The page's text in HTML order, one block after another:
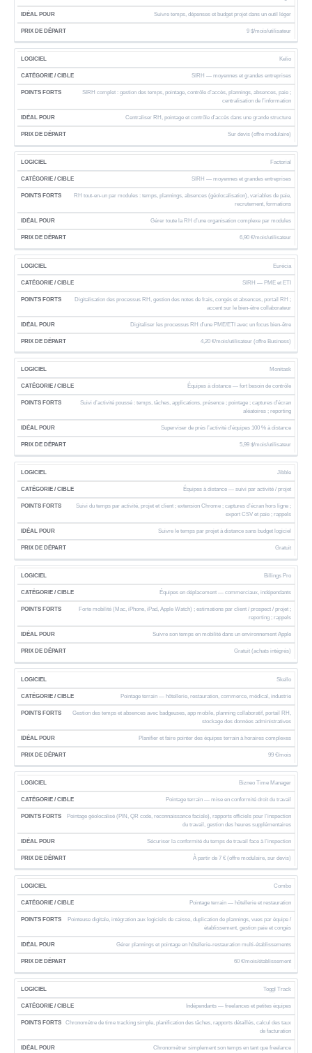
B
L
E
S
Suivre temps, dépenses et budget projet dans un outil léger
9 $/mois/utilisateur
Kelio
SIRH — moyennes et grandes entreprises
SIRH complet : gestion des temps, pointage, contrôle d’accès, plannings, absences, paie ;
centralisation de l’information
Centraliser RH, pointage et contrôle d’accès dans une grande structure
Sur devis (offre modulaire)
Factorial
SIRH — moyennes et grandes entreprises
RH tout-en-un par modules : temps, plannings, absences (géolocalisation), variables de paie,
recrutement, formations
Gérer toute la RH d’une organisation complexe par modules
6,90 €/mois/utilisateur
Eurécia
SIRH — PME et ETI
Digitalisation des processus RH, gestion des notes de frais, congés et absences, portail RH ;
accent sur le bien-être collaborateur
Digitaliser les processus RH d’une PME/ETI avec un focus bien-être
4,20 €/mois/utilisateur (offre Business)
Monitask
Équipes à distance — fort besoin de contrôle
Suivi d’activité poussé : temps, tâches, applications, présence ; pointage ; captures d’écran
aléatoires ; reporting
Superviser de près l’activité d’équipes 100 % à distance
5,99 $/mois/utilisateur
Jibble
Équipes à distance — suivi par activité / projet
Suivi du temps par activité, projet et client ; extension Chrome ; captures d’écran hors ligne ;
export CSV et paie ; rappels
Suivre le temps par projet à distance sans budget logiciel
Gratuit
Billings Pro
Équipes en déplacement — commerciaux, indépendants
Forte mobilité (Mac, iPhone, iPad, Apple Watch) ; estimations par client / prospect / projet ;
reporting ; rappels
Suivre son temps en mobilité dans un environnement Apple
Gratuit (achats intégrés)
Skello
Pointage terrain — hôtellerie, restauration, commerce, médical, industrie
Gestion des temps et absences avec badgeuses, app mobile, planning collaboratif, portail RH,
stockage des données administratives
Planifier et faire pointer des équipes terrain à horaires complexes
99 €/mois
Bizneo Time Manager
Pointage terrain — mise en conformité droit du travail
Pointage géolocalisé (PIN, QR code, reconnaissance faciale), rapports officiels pour l’inspection
du travail, gestion des heures supplémentaires
Sécuriser la conformité du temps de travail face à l’inspection
À partir de 7 € (offre modulaire, sur devis)
Combo
Pointage terrain — hôtellerie et restauration
Pointeuse digitale, intégration aux logiciels de caisse, duplication de plannings, vues par équipe /
établissement, gestion paie et congés
Gérer plannings et pointage en hôtellerie-restauration multi-établissements
60 €/mois/établissement
Toggl Track
Indépendants — freelances et petites équipes
Chronomètre de time tracking simple, planification des tâches, rapports détaillés, calcul des taux
de facturation
Chronométrer simplement son temps en tant que freelance